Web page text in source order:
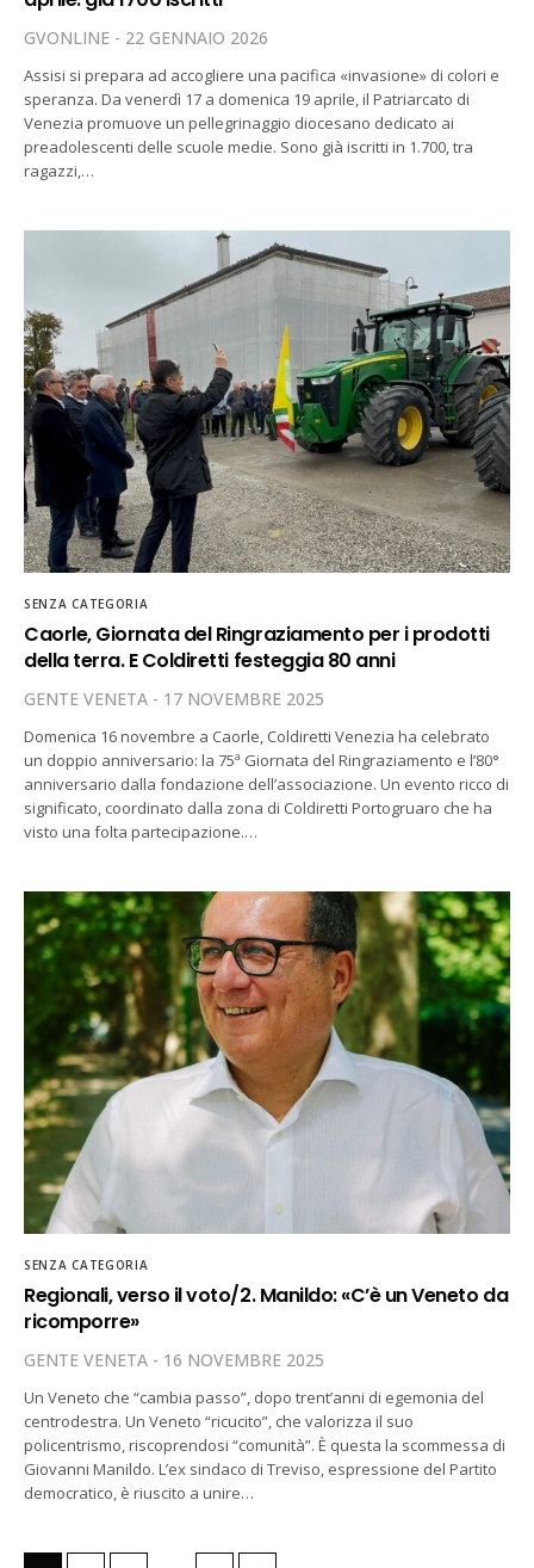
GVONLINE 22 GENNAIO 2026
Assisi si prepara ad accogliere una pacifica «invasione» di colori e
speranza. Da venerdì 17 a domenica 19 aprile, il Patriarcato di
Venezia promuove un pellegrinaggio diocesano dedicato ai
preadolescenti delle scuole medie. Sono già iscritti in 1.700, tra
ragazzi,…
SENZA CATEGORIA
Caorle, Giornata del Ringraziamento per i prodotti
della terra. E Coldiretti festeggia 80 anni
GENTE VENETA 17 NOVEMBRE 2025
Domenica 16 novembre a Caorle, Coldiretti Venezia ha celebrato
un doppio anniversario: la 75ª Giornata del Ringraziamento e l’80°
anniversario dalla fondazione dell’associazione. Un evento ricco di
significato, coordinato dalla zona di Coldiretti Portogruaro che ha
visto una folta partecipazione.…
SENZA CATEGORIA
Regionali, verso il voto/2. Manildo: «C’è un Veneto da
ricomporre»
GENTE VENETA 16 NOVEMBRE 2025
Un Veneto che “cambia passo”, dopo trent’anni di egemonia del
centrodestra. Un Veneto “ricucito”, che valorizza il suo
policentrismo, riscoprendosi “comunità”. È questa la scommessa di
Giovanni Manildo. L’ex sindaco di Treviso, espressione del Partito
democratico, è riuscito a unire…